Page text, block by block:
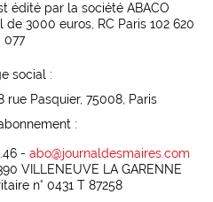
édité par la société ABACO
3000 euros, RC Paris 102 620
077
social :
rue Pasquier, 75008, Paris
:
- abo@journaldesmaires.com
VILLENEUVE LA GARENNE
n° 0431 T 87258